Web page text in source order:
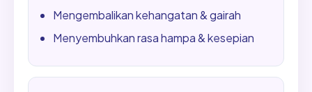
Mengembalikan kehangatan & gairah
Menyembuhkan rasa hampa & kesepian